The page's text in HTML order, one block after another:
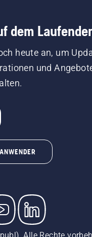
dem
heute an, um
und